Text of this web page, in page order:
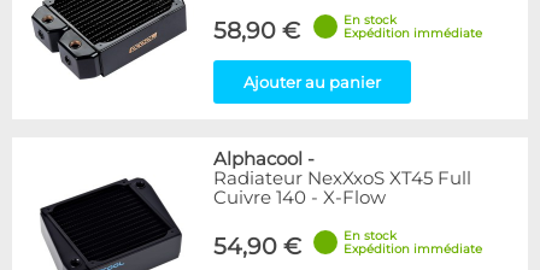
58,90 €
En stock
Expédition immédiate
Ajouter au panier
Alphacool -
Radiateur NexXxoS XT45 Full
Cuivre 140 - X-Flow
54,90 €
En stock
Expédition immédiate